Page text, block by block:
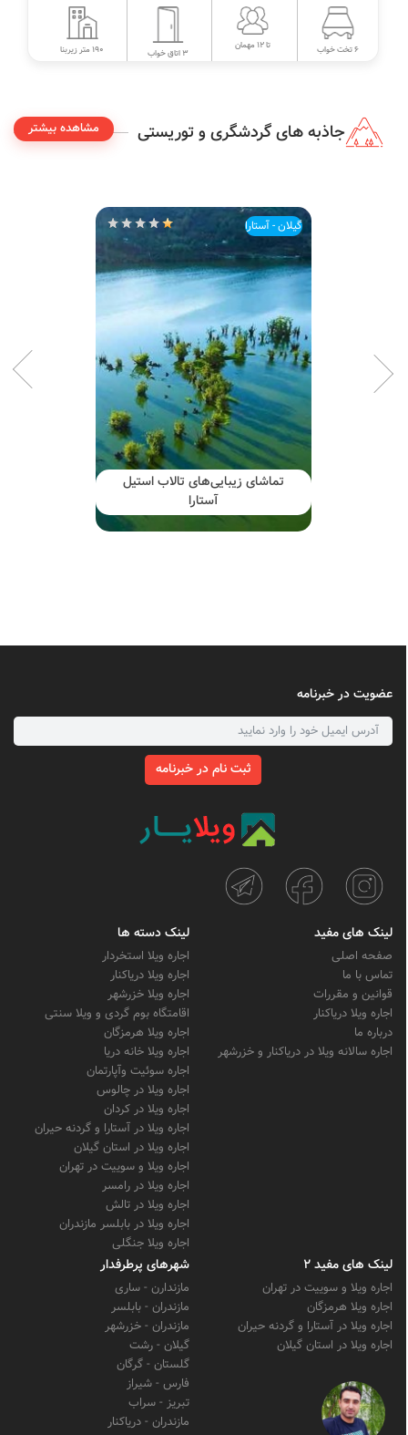
6 تخت خواب تا 12 مهمان
3 اتاق خواب 190 متر زیربنا
جاذبه های گردشگری و توریستی مشاهده بیشتر
گیلان - آستارا
تماشای زیبایی‌های تالاب استیل
آستارا
عضویت در خبرنامه
ثبت نام در خبرنامه
لینک های مفید
صفحه اصلی
تماس با ما
قوانین و مقررات
اجاره ویلا دریاکنار
درباره ما
اجاره سالانه ویلا در دریاکنار و خزرشهر
لینک دسته ها
اجاره ویلا استخردار
اجاره ویلا دریاکنار
اجاره ویلا خزرشهر
اقامتگاه بوم گردی و ویلا سنتی
اجاره ویلا هرمزگان
اجاره ویلا خانه دریا
اجاره سوئیت وآپارتمان
اجاره ویلا در چالوس
اجاره ویلا در کردان
اجاره ویلا در آستارا و گردنه حیران
اجاره ویلا در استان گیلان
اجاره ویلا و سوییت در تهران
اجاره ویلا در رامسر
اجاره ویلا در تالش
اجاره ویلا در بابلسر مازندران
اجاره ویلا جنگلی
لینک های مفید 2
اجاره ویلا و سوییت در تهران
اجاره ویلا هرمزگان
اجاره ویلا در آستارا و گردنه حیران
اجاره ویلا در استان گیلان
شهرهای پرطرفدار
مازندارن - ساری
مازندران - بابلسر
مازندران - خزرشهر
گیلان - رشت
گلستان - گرگان
فارس - شیراز
تبریز - سراب
مازندران - دریاکنار